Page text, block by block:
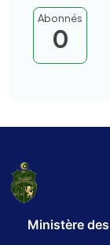
Abonnés
0
Ministère